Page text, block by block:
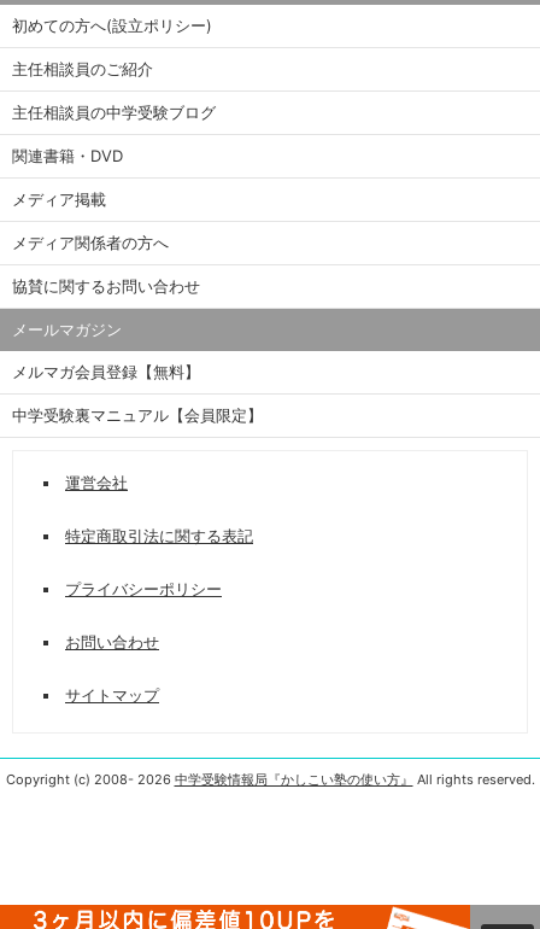
初めての方へ(設立ポリシー)
主任相談員のご紹介
主任相談員の中学受験ブログ
関連書籍・DVD
メディア掲載
メディア関係者の方へ
協賛に関するお問い合わせ
メールマガジン
メルマガ会員登録【無料】
中学受験裏マニュアル【会員限定】
運営会社
特定商取引法に関する表記
プライバシーポリシー
お問い合わせ
サイトマップ
Copyright (c) 2008- 2026 中学受験情報局『かしこい塾の使い方』 All rights reserved.